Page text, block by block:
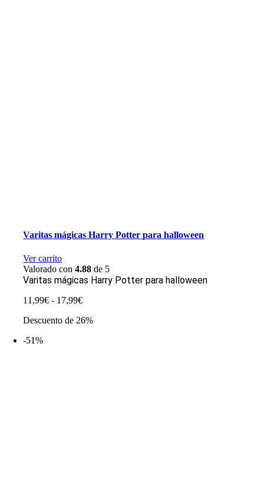
Varitas mágicas Harry Potter para halloween
Ver carrito
Valorado con4.88 de 5
Varitas mágicas Harry Potter para halloween
11,99€ - 17,99€Rango
precios:
Descuento de 26%
-51%